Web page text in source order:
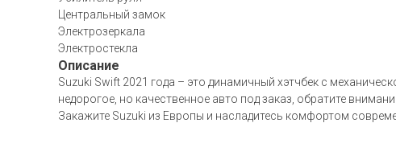
Центральный замок
Электрозеркала
Электростекла
Описание
Suzuki Swift 2021 года – это динамичный хэтчбек с
недорогое, но качественное авто под заказ, обратите
Закажите Suzuki из Европы и насладитесь комфортом